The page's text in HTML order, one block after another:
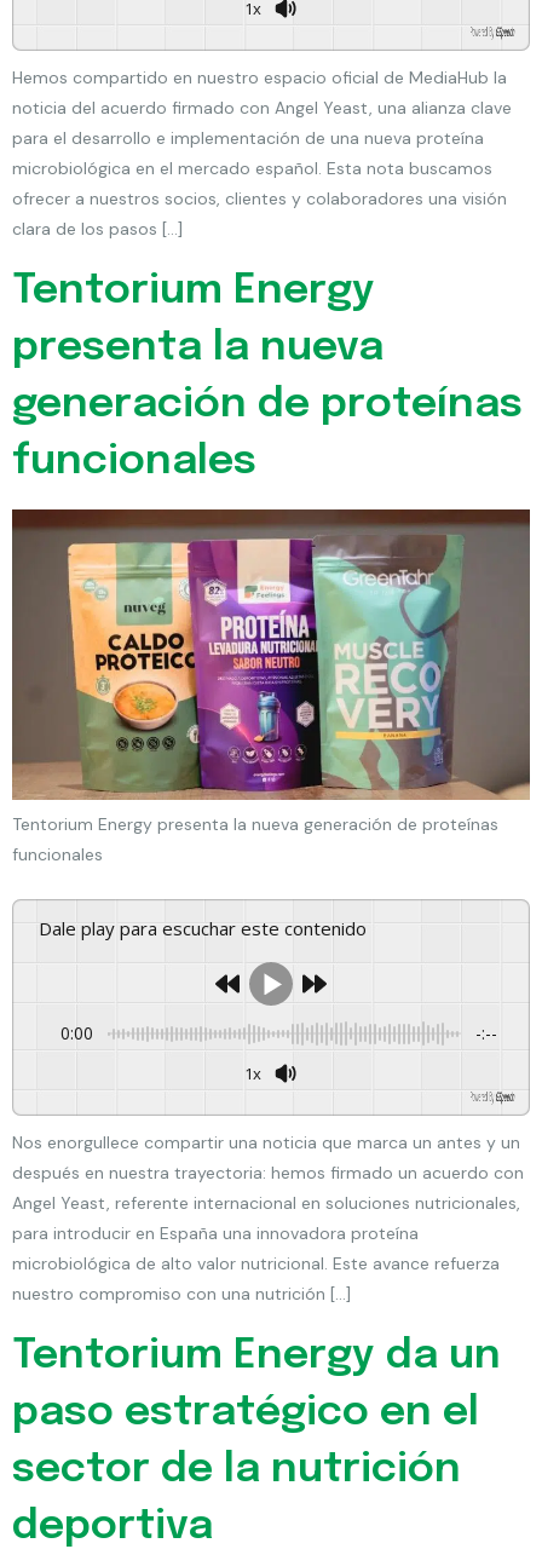
1x
GSpeech
Hemos compartido en nuestro espacio oficial de MediaHub la
noticia del acuerdo firmado con Angel Yeast, una alianza clave
para el desarrollo e implementación de una nueva proteína
microbiológica en el mercado español. Esta nota buscamos
ofrecer a nuestros socios, clientes y colaboradores una visión
clara de los pasos […]
Tentorium Energy
presenta la nueva
generación de proteínas
funcionales
Tentorium Energy presenta la nueva generación de proteínas
funcionales
Dale play para escuchar este contenido
0:00 -:--
1x
GSpeech
Nos enorgullece compartir una noticia que marca un antes y un
después en nuestra trayectoria: hemos firmado un acuerdo con
Angel Yeast, referente internacional en soluciones nutricionales,
para introducir en España una innovadora proteína
microbiológica de alto valor nutricional. Este avance refuerza
nuestro compromiso con una nutrición […]
Tentorium Energy da un
paso estratégico en el
sector de la nutrición
deportiva